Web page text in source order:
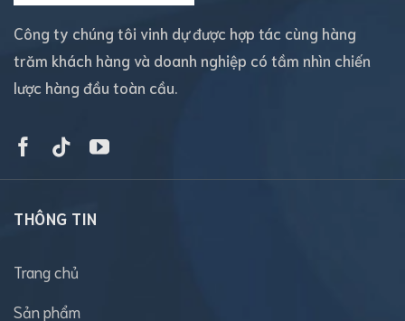
Công ty chúng tôi vinh dự được hợp tác cùng hàng
trăm khách hàng và doanh nghiệp có tầm nhìn chiến
lược hàng đầu toàn cầu.
THÔNG TIN
Trang chủ
Sản phẩm